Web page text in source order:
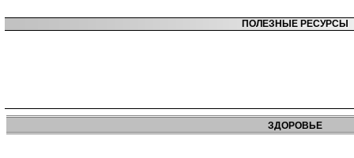
ПОЛЕЗНЫЕ РЕСУРСЫ
ЗДОРОВЬЕ